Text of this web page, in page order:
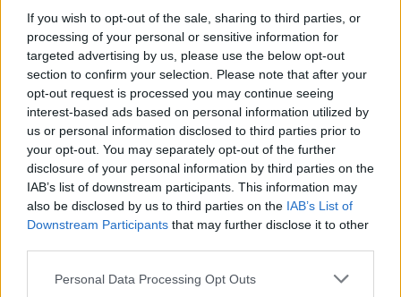
If you wish to opt-out of the sale, sharing to third parties, or
processing of your personal or sensitive information for
targeted advertising by us, please use the below opt-out
section to confirm your selection. Please note that after your
opt-out request is processed you may continue seeing
interest-based ads based on personal information utilized by
us or personal information disclosed to third parties prior to
your opt-out. You may separately opt-out of the further
disclosure of your personal information by third parties on the
IAB’s list of downstream participants. This information may
also be disclosed by us to third parties on the IAB’s List of
Downstream Participants that may further disclose it to other
Personal Data Processing Opt Outs
Paksi Atomerőmű 2026 augusztus elején fokozatosan
szinte teljesen leállt. A négy reaktorblokk nyolc turbinájából
augusztus 4-én hajnalban már csak egyetlen 240
megawattos egység működött, és az éjszaka folyamán,
Magyar Péter miniszterelnök közlése szerint annak leállása
is millimétereken múlt. A paksi atomerőmű leállása azért
kritikus, mert az erőmű normál üzemben a hazai
áramtermelés közel felét, mintegy 2000 megawattot
biztosít.
2026. augusztus 04. 09:00 |Varga Zoltán